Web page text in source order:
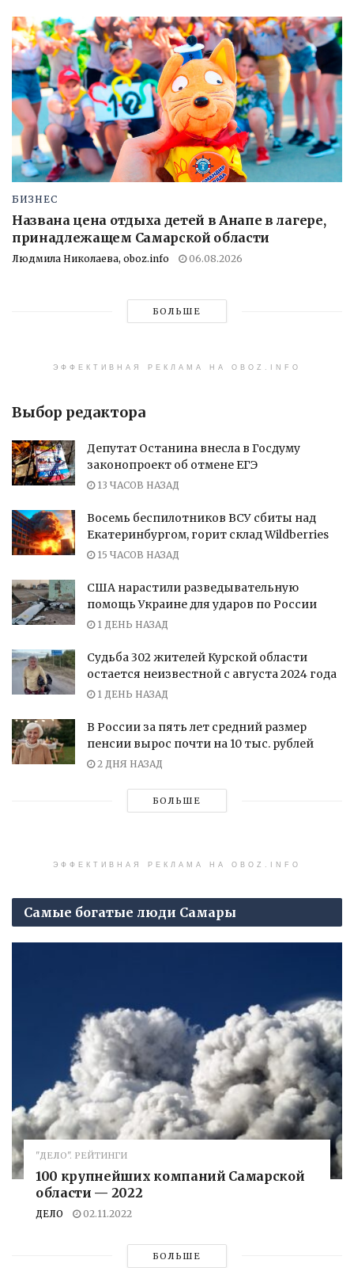
БИЗНЕС
Названа цена отдыха детей в Анапе в лагере,
принадлежащем Самарской области
Людмила Николаева, oboz.info 06.08.2026
БОЛЬШЕ
ЭФФЕКТИВНАЯ РЕКЛАМА НА OBOZ.INFO
Выбор редактора
Депутат Останина внесла в Госдуму
законопроект об отмене ЕГЭ
13 ЧАСОВ НАЗАД
Восемь беспилотников ВСУ сбиты над
Екатеринбургом, горит склад Wildberries
15 ЧАСОВ НАЗАД
США нарастили разведывательную
помощь Украине для ударов по России
1 ДЕНЬ НАЗАД
Судьба 302 жителей Курской области
остается неизвестной с августа 2024 года
1 ДЕНЬ НАЗАД
В России за пять лет средний размер
пенсии вырос почти на 10 тыс. рублей
2 ДНЯ НАЗАД
БОЛЬШЕ
ЭФФЕКТИВНАЯ РЕКЛАМА НА OBOZ.INFO
Самые богатые люди Самары
"ДЕЛО". РЕЙТИНГИ
100 крупнейших компаний Самарской
области — 2022
ДЕЛО 02.11.2022
БОЛЬШЕ